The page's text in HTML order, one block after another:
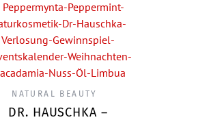
NATURAL BEAUTY
DR. HAUSCHKA –